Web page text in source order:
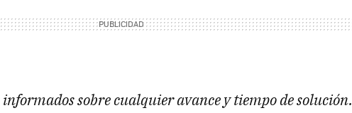
sobre cualquier avance y tiempo de solución.